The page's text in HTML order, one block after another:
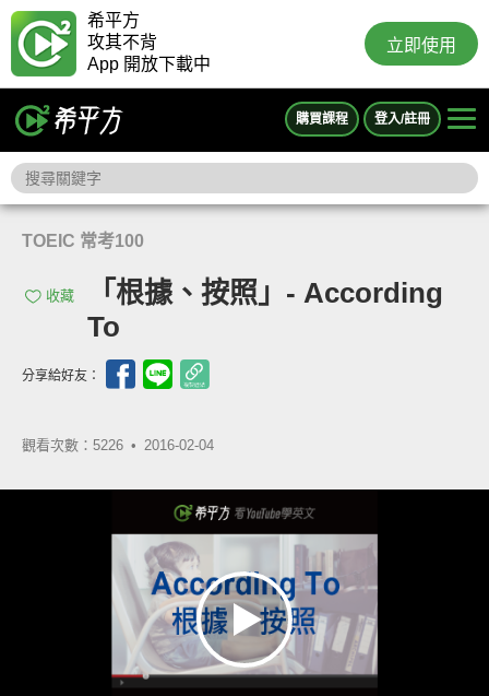
希平方
攻其不背
App 開放下載中
立即使用
購買課程 登入/註冊
TOEIC 常考100
收藏
「根據、按照」- According
To
分享給好友：
觀看次數：5226 • 2016-02-04